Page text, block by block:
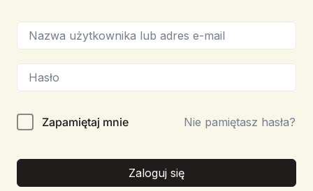
Zapamiętaj mnie Nie pamiętasz hasła?
Zaloguj się